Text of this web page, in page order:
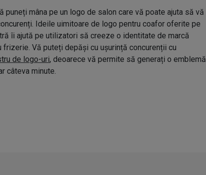
puneți mâna pe un logo de salon care vă poate ajuta să vă
Ideile uimitoare de logo pentru coafor oferite pe
îi ajută pe utilizatori să creeze o identitate de marcă
Vă puteți depăși cu ușurință concurenții cu
de logo-uri, deoarece vă permite să generați o emblemă
câteva minute.